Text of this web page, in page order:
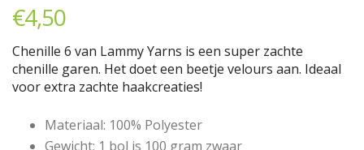
€4,50
Chenille 6 van Lammy Yarns is een super zachte
chenille garen. Het doet een beetje velours aan. Ideaal
voor extra zachte haakcreaties!
Materiaal: 100% Polyester
Gewicht: 1 bol is 100 gram zwaar